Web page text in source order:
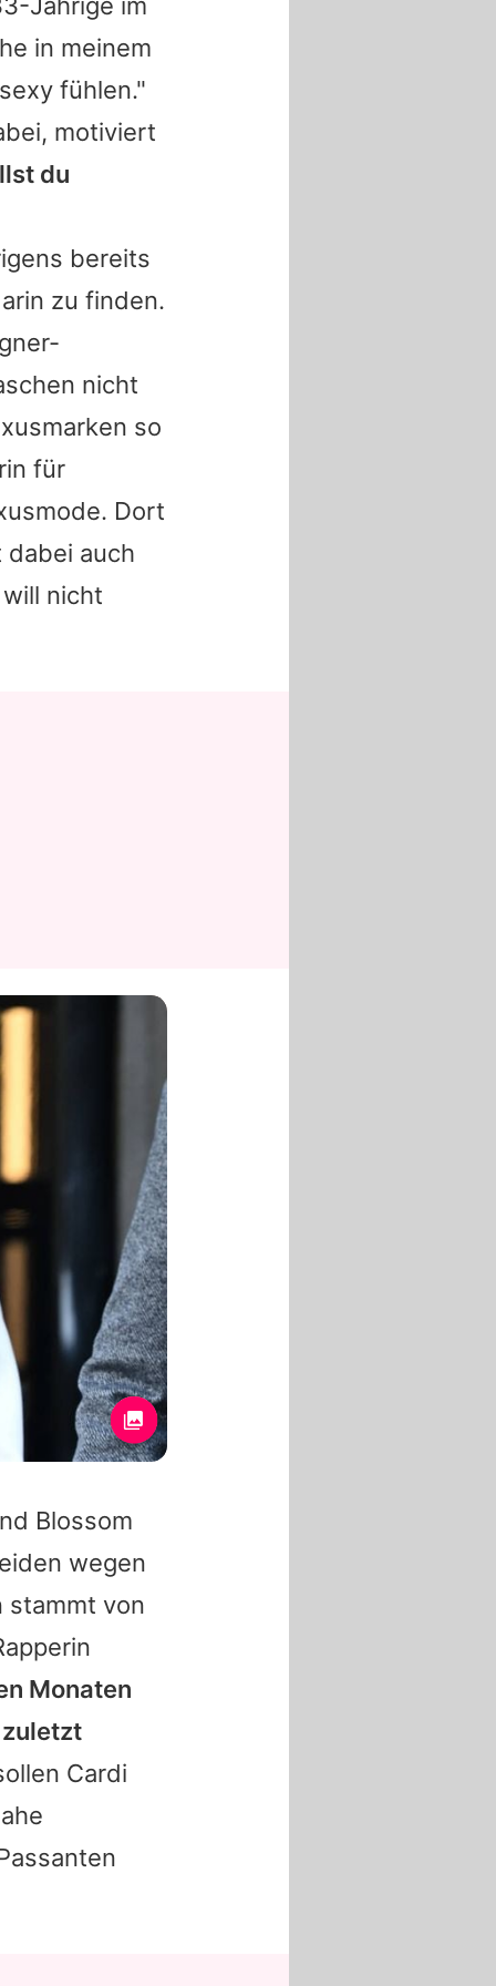
in meinem
fühlen."
motiviert
du
bereits
zu finden.
nicht
so
für
Dort
dabei auch
nicht
Blossom
wegen
stammt von
Monaten
Cardi